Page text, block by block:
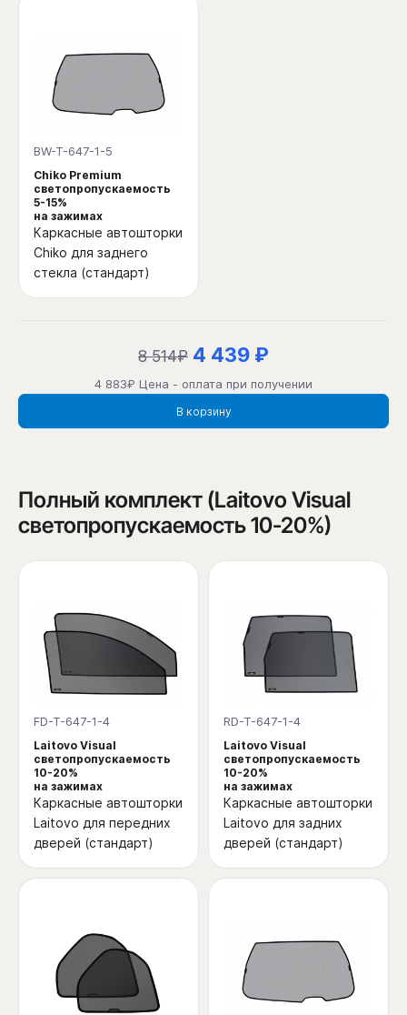
BW-T-647-1-5
Chiko Premium
светопропускаемость
5-15%
на зажимах
Каркасные автошторки
Chiko для заднего
стекла (стандарт)
8 514₽ 4 439 ₽
4 883₽ Цена - оплата при получении
В корзину
Полный комплект (Laitovo Visual
светопропускаемость 10-20%)
FD-T-647-1-4
Laitovo Visual
светопропускаемость
10-20%
на зажимах
Каркасные автошторки
Laitovo для передних
дверей (стандарт)
RD-T-647-1-4
Laitovo Visual
светопропускаемость
10-20%
на зажимах
Каркасные автошторки
Laitovo для задних
дверей (стандарт)